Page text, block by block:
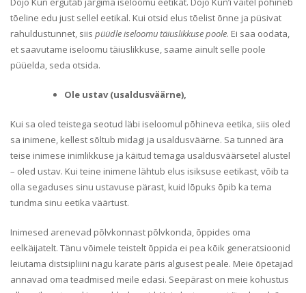
tõeline edu just sellel eetikal. Kui otsid elus tõelist õnne ja püsivat
rahuldustunnet, siis püüdle iseloomu täiuslikkuse poole. Ei saa oodata,
et saavutame iseloomu täiuslikkuse, saame ainult selle poole
püüelda, seda otsida.
Ole ustav (usaldusväärne),
Kui sa oled teistega seotud läbi iseloomul põhineva eetika, siis oled
sa inimene, kellest sõltub midagi ja usaldusväärne. Sa tunned ära
teise inimese inimlikkuse ja käitud temaga usaldusväärsetel alustel
– oled ustav. Kui teine inimene lähtub elus isiksuse eetikast, võib ta
olla segaduses sinu ustavuse pärast, kuid lõpuks õpib ka tema
tundma sinu eetika väärtust.
Inimesed arenevad põlvkonnast põlvkonda, õppides oma
eelkäijatelt. Tänu võimele teistelt õppida ei pea kõik generatsioonid
leiutama distsipliini nagu karate päris algusest peale. Meie õpetajad
annavad oma teadmised meile edasi. Seepärast on meie kohustus